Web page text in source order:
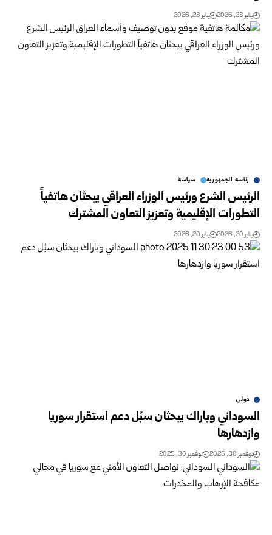
يناير 23, 2026 يناير 23, 2026
رئاسة الجمهورية سياسة
الرئيس الشرع ورئيس الوزراء العراقي يبحثان هاتفياً
التطورات الإقليمية وتعزيز التعاون المشترك
يناير 20, 2026 يناير 20, 2026
دولي
السوداني وباراك يبحثان سبُل دعم استقرار سوريا
وازدهارها
نوفمبر 30, 2025 نوفمبر 30, 2025